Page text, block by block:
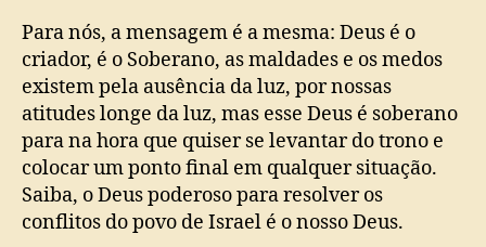
Para nós, a mensagem é a mesma: Deus é o
criador, é o Soberano, as maldades e os medos
existem pela ausência da luz, por nossas
atitudes longe da luz, mas esse Deus é soberano
para na hora que quiser se levantar do trono e
colocar um ponto final em qualquer situação.
Saiba, o Deus poderoso para resolver os
conflitos do povo de Israel é o nosso Deus.